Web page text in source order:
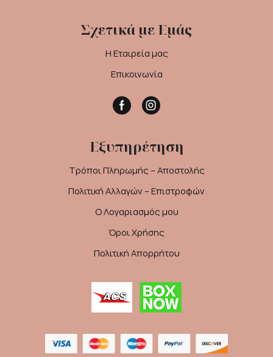
Σχετικά με Εμάς
Η Εταιρεία μας
Επικοινωνία
FacebookInstagram
Εξυπηρέτηση
Τρόποι Πληρωμής – Αποστολής
Πολιτική Αλλαγών – Επιστροφών
Ο Λογαριασμός μου
Όροι Χρήσης
Πολιτική Απορρήτου